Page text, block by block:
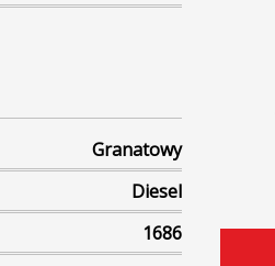
Granatowy
Diesel
1686